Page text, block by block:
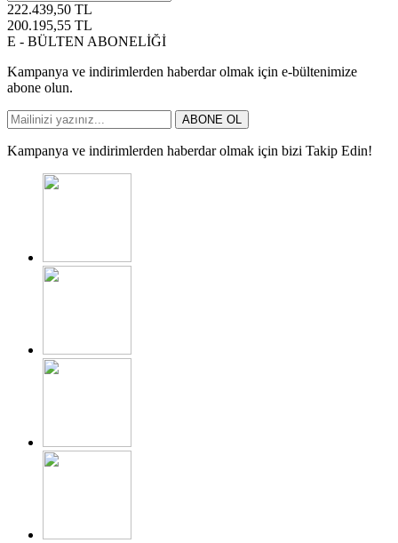
222.439,50 TL
200.195,55 TL
E - BÜLTEN ABONELİĞİ
Kampanya ve indirimlerden haberdar olmak için e-bültenimize
abone olun.
ABONE OL
Kampanya ve indirimlerden haberdar olmak için bizi Takip Edin!